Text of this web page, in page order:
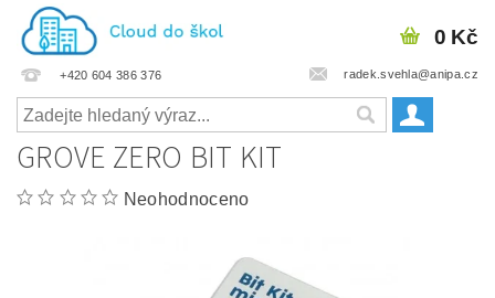
+420 604 386 376 radek.svehla@anipa.cz
0 Kč
GROVE ZERO BIT KIT
Neohodnoceno